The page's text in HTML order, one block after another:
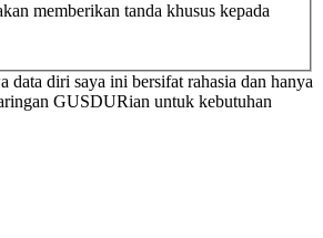
memberikan tanda khusus kepada
data diri saya ini bersifat rahasia dan hanya
GUSDURian untuk kebutuhan